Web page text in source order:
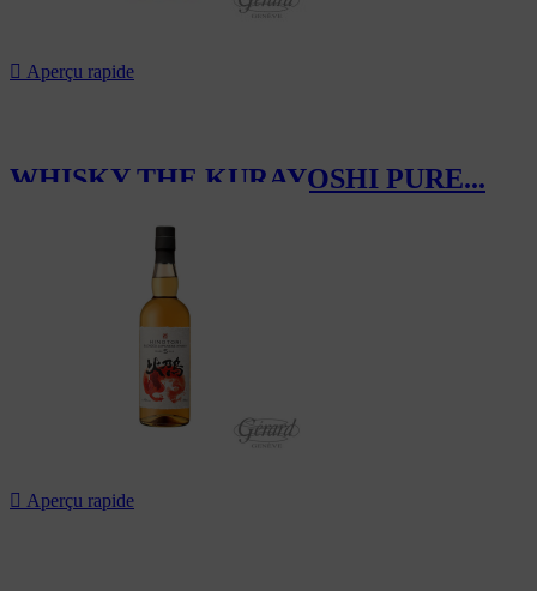
 Aperçu rapide
WHISKY THE KURAYOSHI PURE...
 Aperçu rapide